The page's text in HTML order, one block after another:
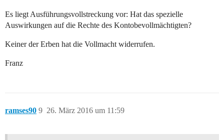
Es liegt Ausführungsvollstreckung vor: Hat das spezielle
Auswirkungen auf die Rechte des Kontobevollmächtigten?
Keiner der Erben hat die Vollmacht widerrufen.
Franz
ramses90 26. März 2016 um 11:59
9